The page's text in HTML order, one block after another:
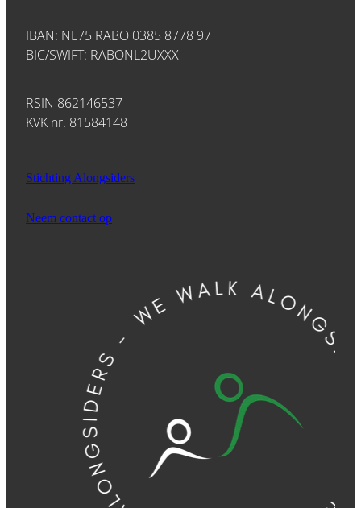
IBAN: NL75 RABO 0385 8778 97
BIC/SWIFT: RABONL2UXXX
RSIN 862146537
KVK nr. 81584148
Stichting Alongsiders
Neem contact op